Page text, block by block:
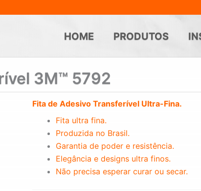
HOME PRODUTOS
3M™ 5792
Fita de Adesivo Transferível Ultra-Fina.
Fita ultra fina.
Produzida no Brasil.
Garantia de poder e resistência.
Elegância e designs ultra finos.
Não precisa esperar curar ou secar.